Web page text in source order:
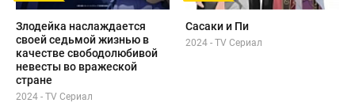
Злодейка наслаждается
своей седьмой жизнью в
качестве свободолюбивой
невесты во вражеской
стране
2024 - TV Сериал
Сасаки и Пи
2024 - TV Сериал